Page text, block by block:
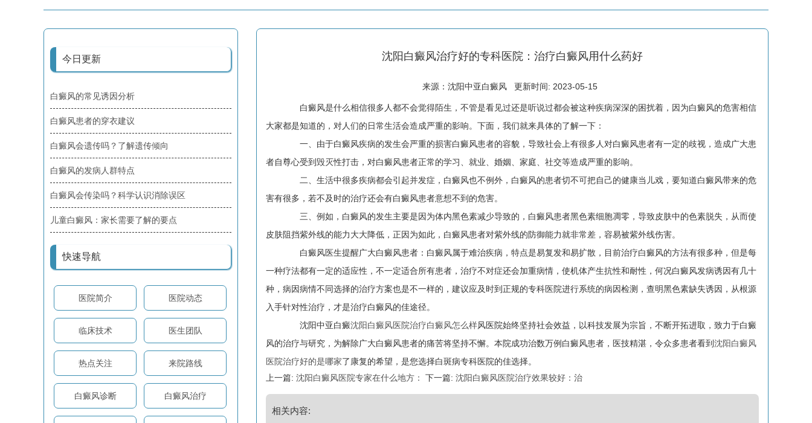
今日更新
白癜风的常见诱因分析
白癜风患者的穿衣建议
白癜风会遗传吗？了解遗传倾向
白癜风的发病人群特点
白癜风会传染吗？科学认识消除误区
儿童白癜风：家长需要了解的要点
快速导航
医院简介 医院动态
临床技术 医生团队
热点关注 来院路线
白癜风诊断 白癜风治疗
沈阳白癜风治疗好的专科医院：治疗白癜风用什么药好
来源：沈阳中亚白癜风 更新时间: 2023-05-15
白癜风是什么相信很多人都不会觉得陌生，不管是看见过还是听说过都会被这种疾病深深的困扰着，因为白癜风的危害相信
大家都是知道的，对人们的日常生活会造成严重的影响。下面，我们就来具体的了解一下：
一、由于白癜风疾病的发生会严重的损害白癜风患者的容貌，导致社会上有很多人对白癜风患者有一定的歧视，造成广大患
者自尊心受到毁灭性打击，对白癜风患者正常的学习、就业、婚姻、家庭、社交等造成严重的影响。
二、生活中很多疾病都会引起并发症，白癜风也不例外，白癜风的患者切不可把自己的健康当儿戏，要知道白癜风带来的危
害有很多，若不及时的治疗还会有白癜风患者意想不到的危害。
三、例如，白癜风的发生主要是因为体内黑色素减少导致的，白癜风患者黑色素细胞凋零，导致皮肤中的色素脱失，从而使
皮肤阻挡紫外线的能力大大降低，正因为如此，白癜风患者对紫外线的防御能力就非常差，容易被紫外线伤害。
白癜风医生提醒广大白癜风患者：白癜风属于难治疾病，特点是易复发和易扩散，目前治疗白癜风的方法有很多种，但是每
一种疗法都有一定的适应性，不一定适合所有患者，治疗不对症还会加重病情，使机体产生抗性和耐性，何况白癜风发病诱因有几十
种，病因病情不同选择的治疗方案也是不一样的，建议应及时到正规的专科医院进行系统的病因检测，查明黑色素缺失诱因，从根源
入手针对性治疗，才是治疗白癜风的佳途径。
沈阳中亚白癜沈阳白癜风医院治疗白癜风怎么样风医院始终坚持社会效益，以科技发展为宗旨，不断开拓进取，致力于白癜
风的治疗与研究，为解除广大白癜风患者的痛苦将坚持不懈。本院成功治数万例白癜风患者，医技精湛，令众多患者看到沈阳白癜风
医院治疗好的是哪家了康复的希望，是您选择白斑病专科医院的佳选择。
上一篇: 沈阳白癜风医院专家在什么地方： 下一篇: 沈阳白癜风医院治疗效果较好：治
相关内容: